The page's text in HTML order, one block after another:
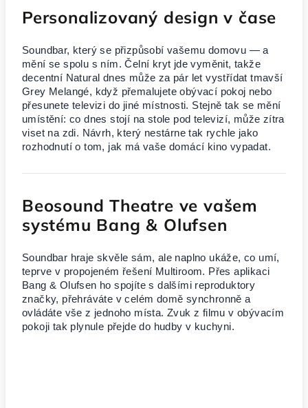
Personalizovaný design v čase
Soundbar, který se přizpůsobí vašemu domovu — a
mění se spolu s ním. Čelní kryt jde vyměnit, takže
decentní Natural dnes může za pár let vystřídat tmavší
Grey Melangé, když přemalujete obývací pokoj nebo
přesunete televizi do jiné místnosti. Stejně tak se mění
umístění: co dnes stojí na stole pod televizí, může zítra
viset na zdi. Návrh, který nestárne tak rychle jako
rozhodnutí o tom, jak má vaše domácí kino vypadat.
Beosound Theatre ve vašem
systému Bang & Olufsen
Soundbar hraje skvěle sám, ale naplno ukáže, co umí,
teprve v propojeném řešení Multiroom. Přes aplikaci
Bang & Olufsen ho spojíte s dalšími reproduktory
značky, přehráváte v celém domě synchronně a
ovládáte vše z jednoho místa. Zvuk z filmu v obývacím
pokoji tak plynule přejde do hudby v kuchyni.